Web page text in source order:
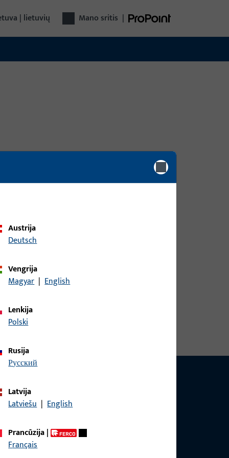
| lietuvių Mano sritis |
susijusiais su produktais, taikymu ir
Austrija
Deutsch
Vengrija
Magyar | English
Lenkija
Polski
Rusija
русский
Latvija
Latviešu | English
Prancūzija|
Français